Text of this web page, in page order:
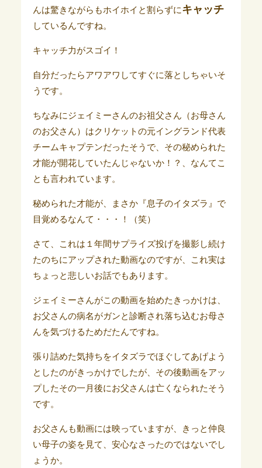
んは驚きながらもホイホイと割らずにキャッチ
しているんですね。
キャッチ力がスゴイ！
自分だったらアワアワしてすぐに落としちゃいそ
うです。
ちなみにジェイミーさんのお祖父さん（お母さん
のお父さん）はクリケットの元イングランド代表
チームキャプテンだったそうで、その秘められた
才能が開花していたんじゃないか！？、なんてこ
とも言われています。
秘められた才能が、まさか『息子のイタズラ』で
目覚めるなんて・・・！（笑）
さて、これは１年間サプライズ投げを撮影し続け
たのちにアップされた動画なのですが、これ実は
ちょっと悲しいお話でもあります。
ジェイミーさんがこの動画を始めたきっかけは、
お父さんの病名がガンと診断され落ち込むお母さ
んを気づけるためだたんですね。
張り詰めた気持ちをイタズラでほぐしてあげよう
としたのがきっかけでしたが、その後動画をアッ
プしたその一月後にお父さんは亡くなられたそう
です。
お父さんも動画には映っていますが、きっと仲良
い母子の姿を見て、安心なさったのではないでし
ょうか。